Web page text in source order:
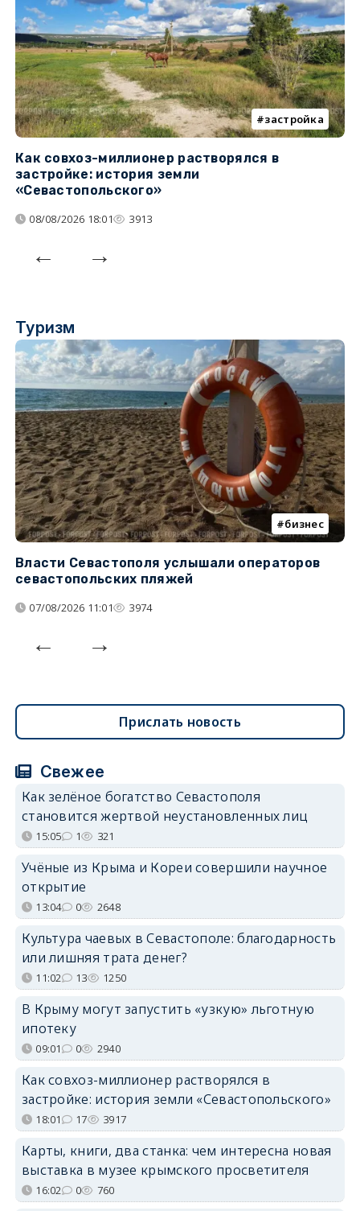
застройка
Как совхоз-миллионер растворялся в
застройке: история земли
«Севастопольского»
08/08/2026 18:01 3913
Туризм
бизнес
Власти Севастополя услышали операторов
севастопольских пляжей
07/08/2026 11:01 3974
Прислать новость
Свежее
Как зелёное богатство Севастополя
становится жертвой неустановленных лиц
15:05 1 321
Учёные из Крыма и Кореи совершили научное
открытие
13:04 0 2648
Культура чаевых в Севастополе: благодарность
или лишняя трата денег?
11:02 13 1250
В Крыму могут запустить «узкую» льготную
ипотеку
09:01 0 2940
Как совхоз-миллионер растворялся в
застройке: история земли «Севастопольского»
18:01 17 3917
Карты, книги, два станка: чем интересна новая
выставка в музее крымского просветителя
16:02 0 760